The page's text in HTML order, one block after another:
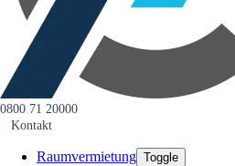
0800 71 20000
Kontakt
Raumvermietung Toggle